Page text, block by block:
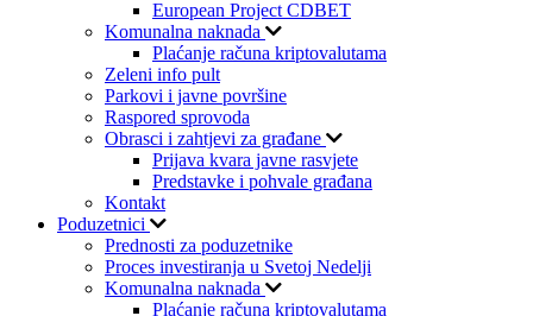
European Project CDBET
Komunalna naknada
Plaćanje računa kriptovalutama
Zeleni info pult
Parkovi i javne površine
Raspored sprovoda
Obrasci i zahtjevi za građane
Prijava kvara javne rasvjete
Predstavke i pohvale građana
Kontakt
Poduzetnici
Prednosti za poduzetnike
Proces investiranja u Svetoj Nedelji
Komunalna naknada
Plaćanje računa kriptovalutama